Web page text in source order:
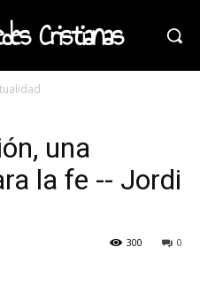
Cristianas
una
la fe -- Jordi
0
300